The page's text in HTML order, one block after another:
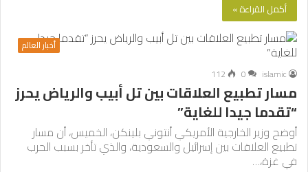
أكمل القراءة »
أخبار العالم
islamic
0
112
مسار تطبيع العلاقات بين تل أبيب والرياض يحرز
“تقدما جيدا للغاية”
أوضح وزير الخارجية الأمريكي أنتوني بلينكن، الخميس، أن مسار
تطبيع العلاقات بين إسرائيل والسعودية، والذي تأخر بسبب الحرب
في غزة،…